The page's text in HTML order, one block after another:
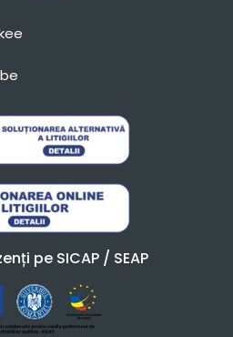
pe SICAP / SEAP